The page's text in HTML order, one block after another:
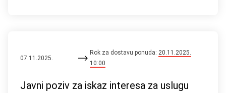
07.11.2025.
Rok za dostavu ponuda: 20.11.2025.
10:00
Javni poziv za iskaz interesa za uslugu